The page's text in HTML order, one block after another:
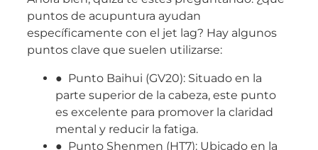
puntos de acupuntura ayudan
específicamente con el jet lag? Hay algunos
puntos clave que suelen utilizarse:
● Punto Baihui (GV20): Situado en la
parte superior de la cabeza, este punto
es excelente para promover la claridad
mental y reducir la fatiga.
● Punto Shenmen (HT7): Ubicado en la